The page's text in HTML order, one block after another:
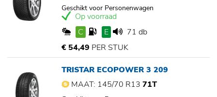
Geschikt voor Personenwagen
Op voorraad
C
E
71 db
€ 54,49 PER STUK
TRISTAR ECOPOWER 3 209
MAAT: 145/70 R13 71T